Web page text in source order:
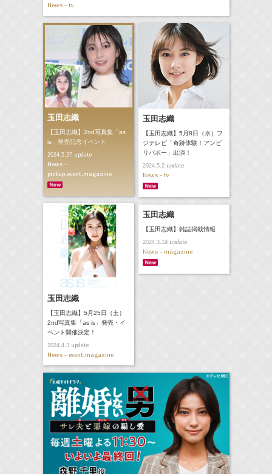
News - tv
玉田志織
【玉田志織】2nd写真集「as
is」発売記念イベント
2024.5.27update
News -
pickup,event,magazine
玉田志織
【玉田志織】5月8日（水）フ
ジテレビ「奇跡体験！アンビ
リバボー」出演！
2024.5.2update
News - tv
玉田志織
【玉田志織】5月25日（土）
2nd写真集「as is」発売・イ
ベント開催決定！
2024.4.3update
News - event,magazine
玉田志織
【玉田志織】雑誌掲載情報
2024.3.19update
News - magazine